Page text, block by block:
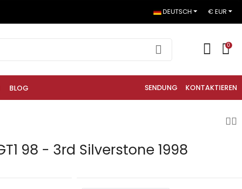
DEUTSCH € EUR
0
BLOG SENDUNG KONTAKTIEREN
98 - 3rd Silverstone 1998